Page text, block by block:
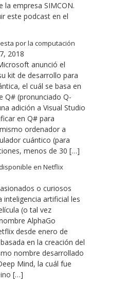
la empresa SIMCON.
este podcast en el
por la computación
2018
anunció el
kit de desarrollo para
el cuál se basa en
Q# (pronunciado Q-
adición a Visual Studio
en Q# para
ordenador a
cuántico (para
menos de 30 […]
en Netflix
o curiosos
inteligencia artificial les
(o tal vez
AlphaGo
desde enero de
en la creación del
nombre desarrollado
Mind, la cuál fue
[…]